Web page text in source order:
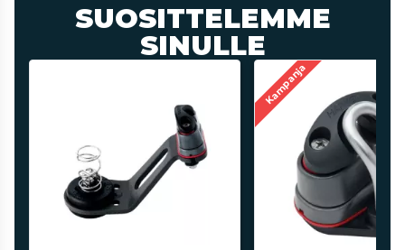
SUOSITTELEMME
SINULLE
Kampanja